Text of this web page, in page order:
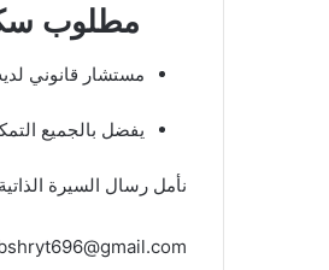
‏مطلوب
‏مستشار قانوني
‏يفضل بالجميع
‏نأمل رسال السيرة